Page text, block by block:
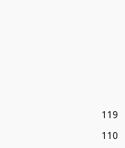
119
110